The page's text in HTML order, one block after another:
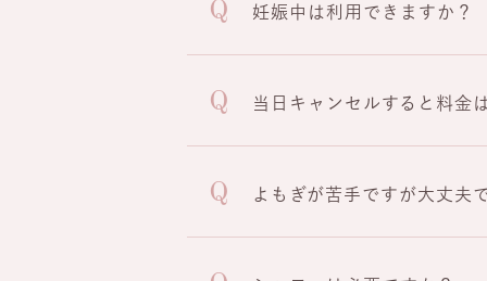
妊娠中は利用できますか？
当日キャンセルすると料金
よもぎが苦手ですが大丈夫